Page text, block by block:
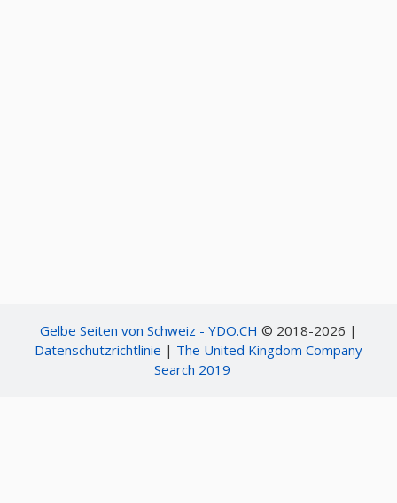
Gelbe Seiten von Schweiz - YDO.CH © 2018-2026 |
Datenschutzrichtlinie | The United Kingdom Company
Search 2019